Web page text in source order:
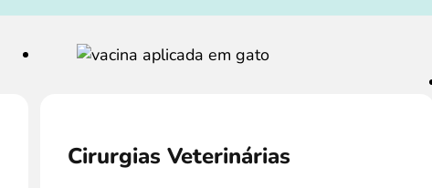
Cirurgias Veterinárias